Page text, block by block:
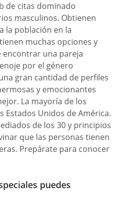
de citas dominado
masculinos. Obtienen
la población en la
muchas opciones y
encontrar una pareja
por el género
gran cantidad de perfiles
y emocionantes
La mayoría de los
Estados Unidos de América.
de los 30 y principios
que las personas tienen
Prepárate para conocer
puedes